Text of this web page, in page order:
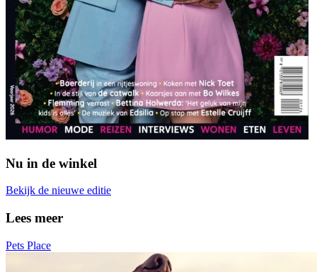
Nu in de winkel
Bekijk de nieuwe editie
Lees meer
Pets Place